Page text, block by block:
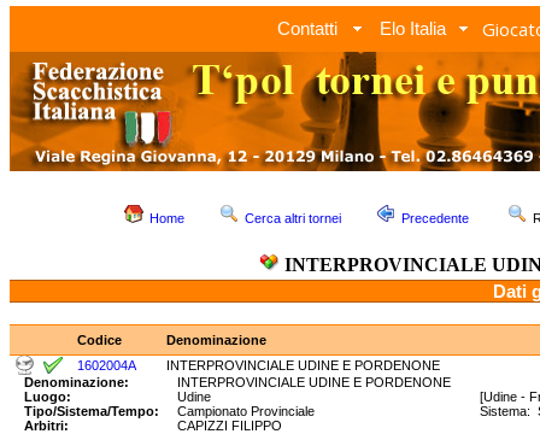
Contatti Elo Italia
Home Cerca altri tornei Precedente
INTERPROVINCIALE
Dati
Codice
Denominazione
1602004A
INTERPROVINCIALE UDINE E PORDENONE
Denominazione:
INTERPROVINCIALE UDINE E PORDENONE
Luogo:
Udine
[Udine -
Tipo/Sistema/Tempo:
Campionato Provinciale
Arbitri:
CAPIZZI FILIPPO